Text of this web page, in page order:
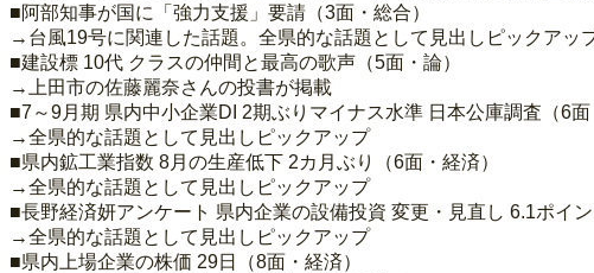
■阿部知事が国に「強力支援」要請（3面・総合）
→台風19号に関連した話題。全県的な話題として見出しピックアッ
■建設標 10代 クラスの仲間と最高の歌声（5面・論）
→上田市の佐藤麗奈さんの投書が掲載
■7～9月期 県内中小企業DI 2期ぶりマイナス水準 日本公庫調査（6面
→全県的な話題として見出しピックアップ
■県内鉱工業指数 8月の生産低下 2カ月ぶり（6面・経済）
→全県的な話題として見出しピックアップ
■長野経済妍アンケート 県内企業の設備投資 変更・見直し 6.1ポイ
→全県的な話題として見出しピックアップ
■県内上場企業の株価 29日（8面・経済）